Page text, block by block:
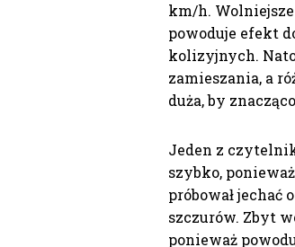
km/h.
powoduje efekt
kolizyjnych.
zamieszania, a
duża, by
Jeden z
szybko,
próbował
szczurów. Zbyt
ponieważ